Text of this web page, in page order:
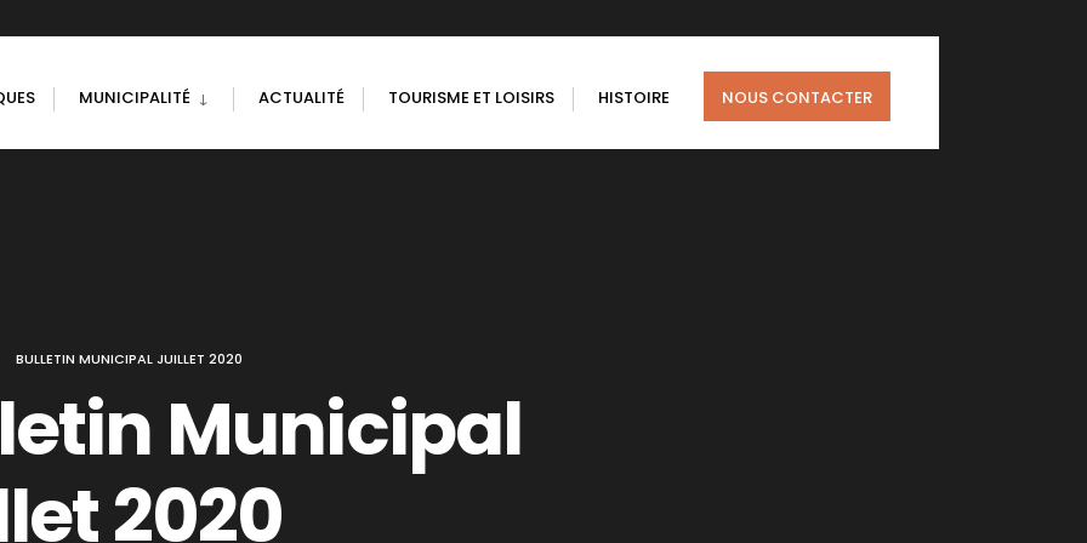
MUNICIPALITÉ ACTUALITÉ TOURISME ET LOISIRS HISTOIRE NOUS CONTACTER
BULLETIN MUNICIPAL JUILLET 2020
Municipal
2020